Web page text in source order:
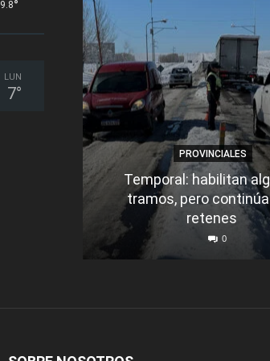
9.8°
LUN
7°
PROVINCIALES
Temporal: habilitan
tramos, pero
retenes
0